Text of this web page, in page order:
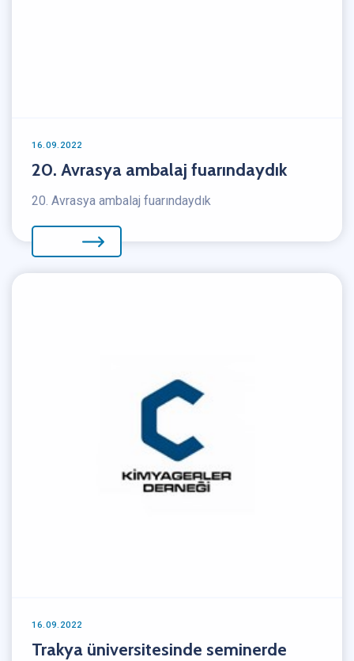
16.09.2022
20. Avrasya ambalaj fuarındaydık
20. Avrasya ambalaj fuarındaydık
16.09.2022
Trakya üniversitesinde seminerde